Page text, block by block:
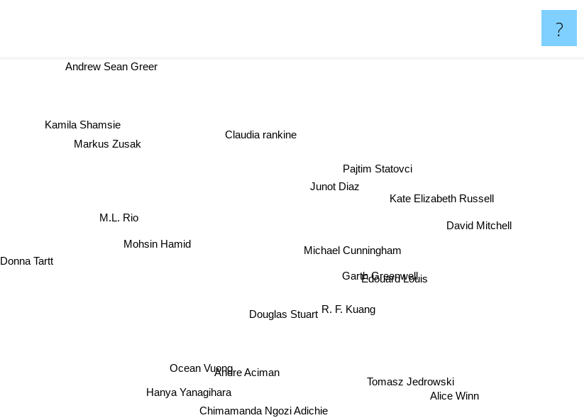
?
Hanya Yanagihara
Ocean Vuong
Andre Aciman
Donna Tartt
M.L. Rio
Douglas Stuart
Chimamanda Ngozi Adichie
Mohsin Hamid
Garth Greenwell
R. F. Kuang
Pajtim Statovci
Markus Zusak
Edouard Louis
Alice Winn
Claudia rankine
Tomasz Jedrowski
David Mitchell
Michael Cunningham
Kate Elizabeth Russell
Junot Diaz
Kamila Shamsie
Andrew Sean Greer